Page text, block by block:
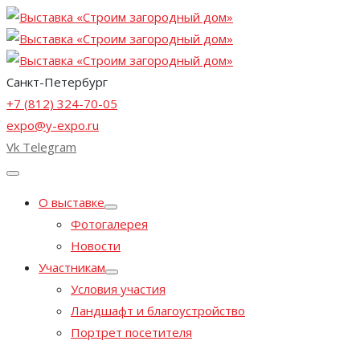
Санкт-Петербург
+7 (812) 324-70-05
expo@y-expo.ru
Vk Telegram
О выставке
Фотогалерея
Новости
Участникам
Условия участия
Ландшафт и благоустройство
Портрет посетителя